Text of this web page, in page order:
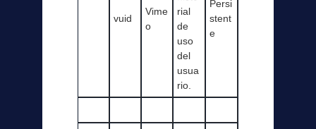
vuid
Vime
o
rial
de
uso
del
usua
rio.
Persi
stent
e